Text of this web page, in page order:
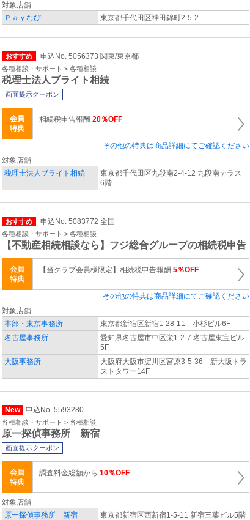
対象店舗
Ｐａｙなび
東京都千代田区神田錦町2-5-2
おすすめ 申込No. 5056373 関東/東京都
各種相談・サポート > 各種相談
税理士法人ブライト相続
画面提示クーポン
会員
特典
相続税申告報酬 20％OFF
その他の特典は商品詳細にてご確認ください
対象店舗
税理士法人ブライト相続
東京都千代田区九段南2-4-12 九段南テラス
6階
おすすめ 申込No. 5083772 全国
各種相談・サポート > 各種相談
【不動産相続相談なら】フジ総合グループの相続税申告
会員
特典
【当クラブ会員様限定】相続税申告報酬 5％OFF
その他の特典は商品詳細にてご確認ください
対象店舗
本部・東京事務所
東京都新宿区新宿1-28-11 小杉ビル6F
名古屋事務所
愛知県名古屋市中区栄1-2-7 名古屋東宝ビル
5F
大阪事務所
大阪府大阪市淀川区宮原3-5-36 新大阪トラ
ストタワー14F
New 申込No. 5593280
各種相談・サポート > 各種相談
原一探偵事務所 新宿
画面提示クーポン
会員
特典
調査料金総額から 10％OFF
対象店舗
原一探偵事務所 新宿
東京都新宿区西新宿1-5-11 新宿三葉ビル5階